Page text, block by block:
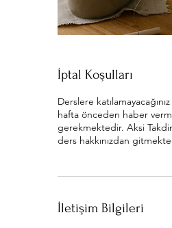
İptal Koşulları
Derslere
hafta önceden haber
gerekmektedir. Aksi
ders hakkınızdan
İletişim Bilgileri